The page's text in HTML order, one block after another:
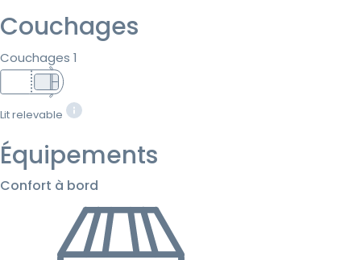
Couchages
Couchages 1
Lit relevable
Équipements
Confort à bord